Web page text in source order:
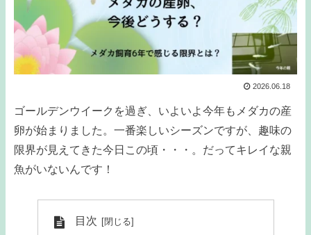
2026.06.18
ゴールデンウイークを過ぎ、いよいよ今年もメダカの産
卵が始まりました。一番楽しいシーズンですが、趣味の
限界が見えてきた今日この頃・・・。だってキレイな親
魚がいないんです！
目次